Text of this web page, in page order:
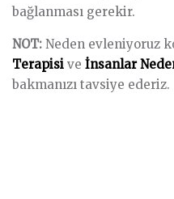
bağlanması gerekir.
NOT: Neden evleniyoruz
Terapisi ve İnsanlar
bakmanızı tavsiye ederiz.